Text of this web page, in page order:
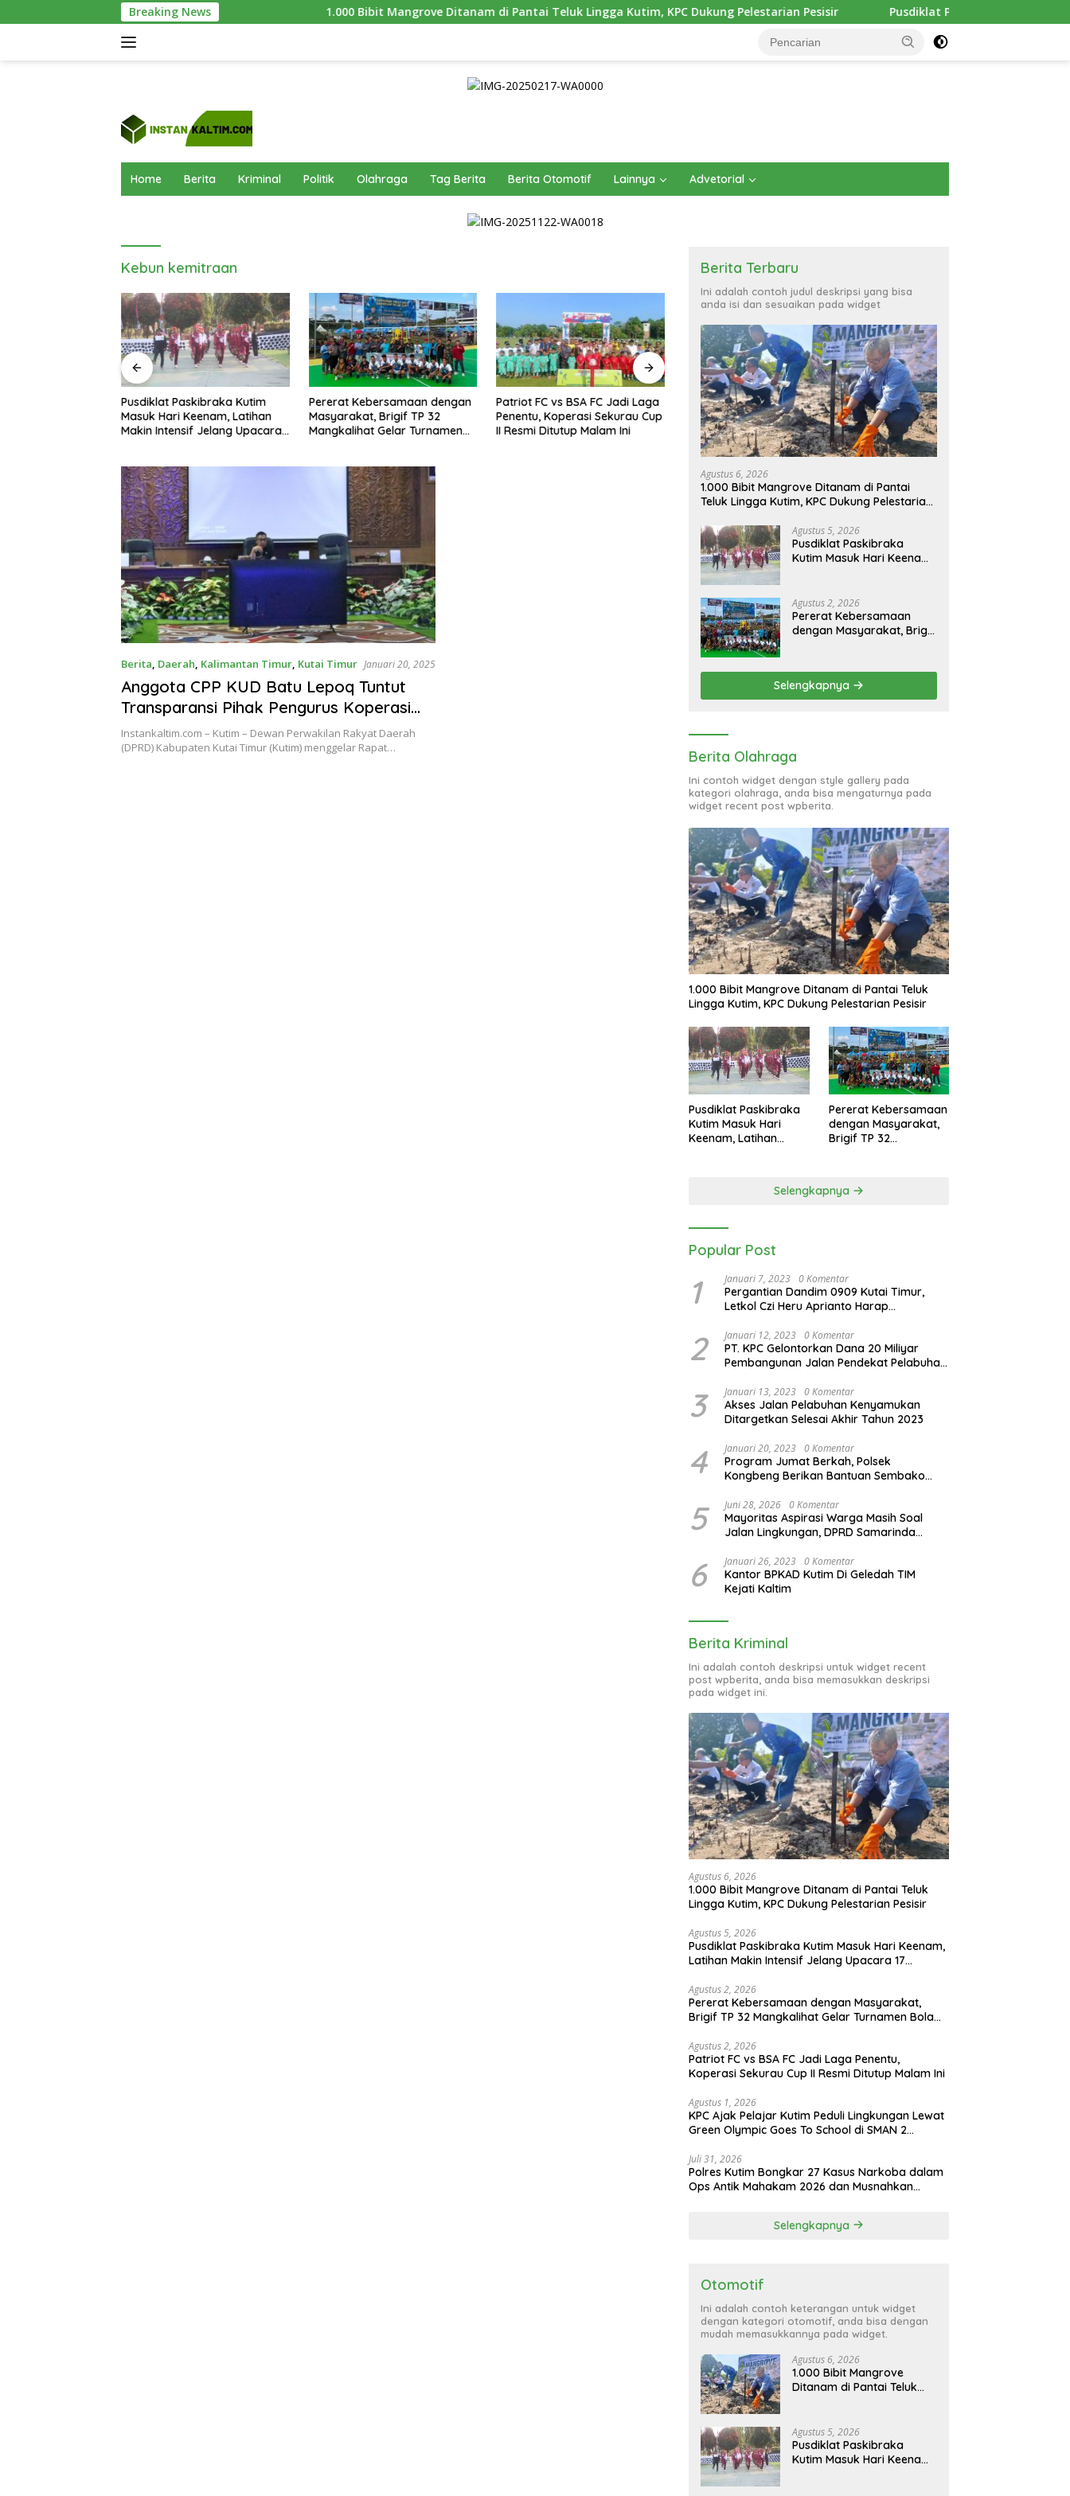
ke
Breaking News 1.000 Bibit Mangrove Ditanam di Pantai Teluk Lingga Kutim, KPC Dukung Pelestarian Pesisir Pusdiklat Paskibraka Kutim Masuk Hari
Home Berita Kriminal Politik Olahraga Tag Berita Berita Otomotif Lainnya Advetorial
Kebun kemitraan
Pusdiklat Paskibraka Kutim
Masuk Hari Keenam, Latihan
Makin Intensif Jelang Upacara
Pererat Kebersamaan dengan
Masyarakat, Brigif TP 32
Mangkalihat Gelar Turnamen
Patriot FC vs BSA FC Jadi Laga
Penentu, Koperasi Sekurau Cup
II Resmi Ditutup Malam Ini
KPC Ajak Pelajar Kutim Peduli
Lingkungan Lewat Green
Olympic Goes To School di
SMAN 2 Sangatta Utara
Polres Kutim Bongkar 27 Kasus
Narkoba dalam Ops Antik
Mahakam 2026 dan
Musnahkan 885,99 Gram Sabu
Berita, Daerah, Kalimantan Timur, Kutai Timur Januari 20, 2025
Anggota CPP KUD Batu Lepoq Tuntut
Transparansi Pihak Pengurus Koperasi
dan PT LBPS Soal Pembayaran Plasma
Sawit
Instankaltim.com – Kutim – Dewan Perwakilan Rakyat Daerah
(DPRD) Kabupaten Kutai Timur (Kutim) menggelar Rapat…
Berita Terbaru
Ini adalah contoh judul deskripsi yang bisa
anda isi dan sesuaikan pada widget
Agustus 6, 2026
1.000 Bibit Mangrove Ditanam di Pantai
Teluk Lingga Kutim, KPC Dukung Pelestarian
Agustus 5, 2026
Pusdiklat Paskibraka
Kutim Masuk Hari Keenam,
Agustus 2, 2026
Pererat Kebersamaan
dengan Masyarakat, Brigif
Danbrigif Cup I
Selengkapnya
Berita Olahraga
Ini contoh widget dengan style gallery pada
kategori olahraga, anda bisa mengaturnya pada
widget recent post wpberita.
1.000 Bibit Mangrove Ditanam di Pantai Teluk
Lingga Kutim, KPC Dukung Pelestarian Pesisir
Pusdiklat Paskibraka
Kutim Masuk Hari
Keenam, Latihan
Pererat Kebersamaan
dengan Masyarakat,
Brigif TP 32
Selengkapnya
Popular Post
1 Januari 7, 2023 0 Komentar
Pergantian Dandim 0909 Kutai Timur,
Letkol Czi Heru Aprianto Harap
2 Januari 12, 2023 0 Komentar
PT. KPC Gelontorkan Dana 20 Miliyar
Pembangunan Jalan Pendekat Pelabuhan
3 Januari 13, 2023 0 Komentar
Akses Jalan Pelabuhan Kenyamukan
Ditargetkan Selesai Akhir Tahun 2023
4 Januari 20, 2023 0 Komentar
Program Jumat Berkah, Polsek
Kongbeng Berikan Bantuan Sembako
Yatim
5 Juni 28, 2026 0 Komentar
Mayoritas Aspirasi Warga Masih Soal
Jalan Lingkungan, DPRD Samarinda
6 Januari 26, 2023 0 Komentar
Kantor BPKAD Kutim Di Geledah TIM
Kejati Kaltim
Berita Kriminal
Ini adalah contoh deskripsi untuk widget recent
post wpberita, anda bisa memasukkan deskripsi
pada widget ini.
Agustus 6, 2026
1.000 Bibit Mangrove Ditanam di Pantai Teluk
Lingga Kutim, KPC Dukung Pelestarian Pesisir
Agustus 5, 2026
Pusdiklat Paskibraka Kutim Masuk Hari Keenam,
Latihan Makin Intensif Jelang Upacara 17
Agustus 2, 2026
Pererat Kebersamaan dengan Masyarakat,
Brigif TP 32 Mangkalihat Gelar Turnamen Bola
Agustus 2, 2026
Patriot FC vs BSA FC Jadi Laga Penentu,
Koperasi Sekurau Cup II Resmi Ditutup Malam Ini
Agustus 1, 2026
KPC Ajak Pelajar Kutim Peduli Lingkungan Lewat
Green Olympic Goes To School di SMAN 2
Juli 31, 2026
Polres Kutim Bongkar 27 Kasus Narkoba dalam
Ops Antik Mahakam 2026 dan Musnahkan
Selengkapnya
Otomotif
Ini adalah contoh keterangan untuk widget
dengan kategori otomotif, anda bisa dengan
mudah memasukkannya pada widget.
Agustus 6, 2026
1.000 Bibit Mangrove
Ditanam di Pantai Teluk
Agustus 5, 2026
Pusdiklat Paskibraka
Kutim Masuk Hari Keenam,